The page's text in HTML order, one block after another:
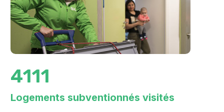
4111
Logements subventionnés visités